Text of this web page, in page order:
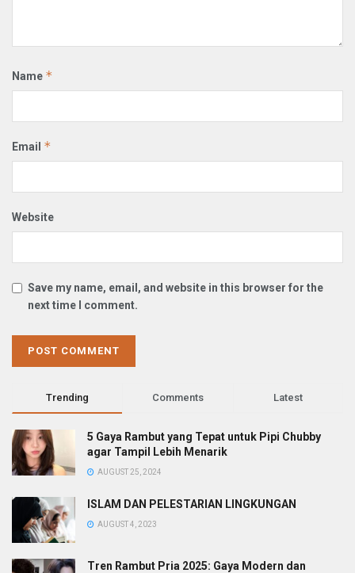
Name *
Email *
Website
Save my name, email, and website in this browser for the
next time I comment.
Trending Comments Latest
5 Gaya Rambut yang Tepat untuk Pipi Chubby
agar Tampil Lebih Menarik
AUGUST 25, 2024
ISLAM DAN PELESTARIAN LINGKUNGAN
AUGUST 4, 2023
Tren Rambut Pria 2025: Gaya Modern dan